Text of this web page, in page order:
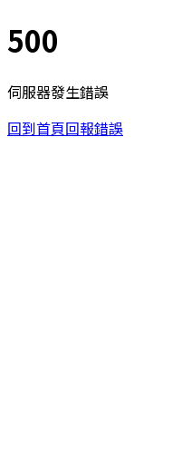
500
伺服器發生錯誤
回到首頁回報錯誤